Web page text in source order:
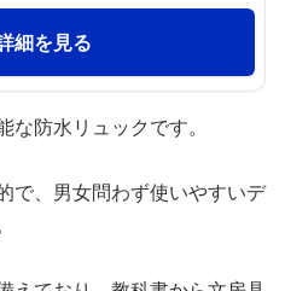
細を見る
防水リュックです。
で、男女問わず使いやすいデ